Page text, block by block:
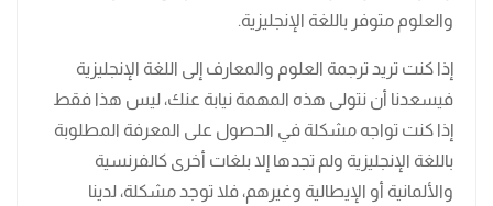
والعلوم متوفر باللغة الإنجليزية.
إذا كنت تريد ترجمة العلوم والمعارف إلى اللغة الإنجليزية
فيسعدنا أن نتولى هذه المهمة نيابة عنك، ليس هذا فقط
إذا كنت تواجه مشكلة في الحصول على المعرفة المطلوبة
باللغة الإنجليزية ولم تجدها إلا بلغات أخرى كالفرنسية
والألمانية أو الإيطالية وغيرهم، فلا توجد مشكلة، لدينا